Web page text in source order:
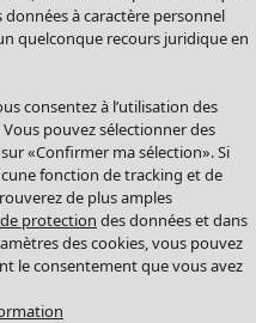
à caractère personnel
quelconque recours juridique en
consentez à l’utilisation des
pouvez sélectionner des
«Confirmer ma sélection». Si
fonction de tracking et de
de plus amples
protection des données et dans
des cookies, vous pouvez
le consentement que vous avez